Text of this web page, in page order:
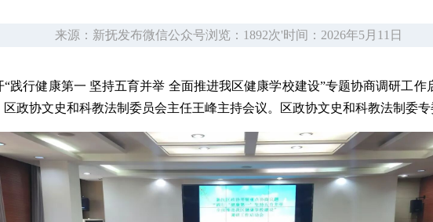
来源：新抚发布微信公众号浏览：1892次'时间：2026年5月11日
践行健康第一 坚持五育并举 全面推进我区健康学校建设”专题协商调研工
政协文史和科教法制委员会主任王峰主持会议。区政协文史和科教法制委专